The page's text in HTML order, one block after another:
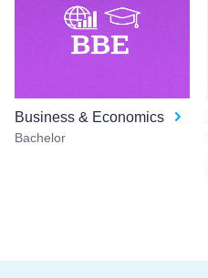
Business & Economics
Bachelor